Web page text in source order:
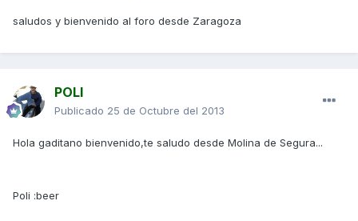
saludos y bienvenido al foro desde Zaragoza
POLI
Publicado 25 de Octubre del 2013
Hola gaditano bienvenido,te saludo desde Molina de Segura...
Poli :beer